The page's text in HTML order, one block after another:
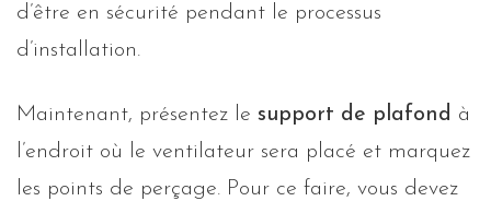
d’être en sécurité pendant le processus
d’installation.
Maintenant, présentez le support de plafond à
l’endroit où le ventilateur sera placé et marquez
les points de perçage. Pour ce faire, vous devez